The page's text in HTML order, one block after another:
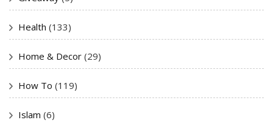
Health (133)
Home & Decor (29)
How To (119)
Islam (6)